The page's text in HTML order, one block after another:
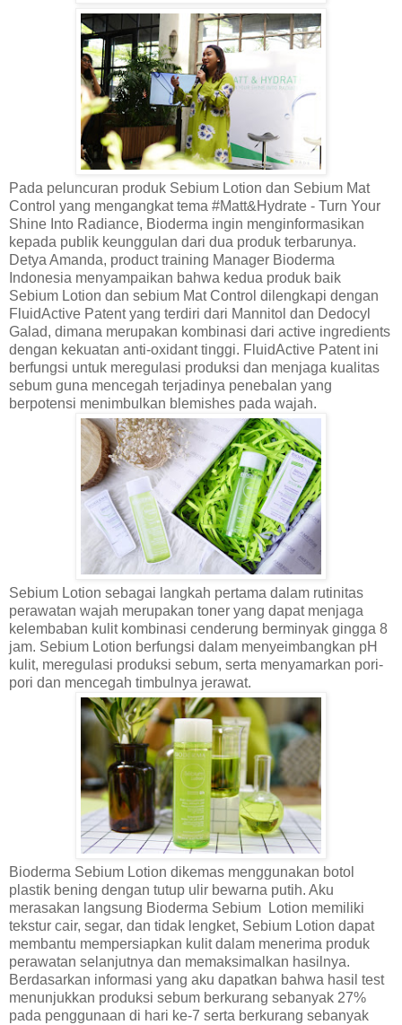
Pada peluncuran produk Sebium Lotion dan Sebium Mat
Control yang mengangkat tema #Matt&Hydrate - Turn Your
Shine Into Radiance, Bioderma ingin menginformasikan
kepada publik keunggulan dari dua produk terbarunya.
Detya Amanda, product training Manager Bioderma
Indonesia menyampaikan bahwa kedua produk baik
Sebium Lotion dan sebium Mat Control dilengkapi dengan
FluidActive Patent yang terdiri dari Mannitol dan Dedocyl
Galad, dimana merupakan kombinasi dari active ingredients
dengan kekuatan anti-oxidant tinggi. FluidActive Patent ini
berfungsi untuk meregulasi produksi dan menjaga kualitas
sebum guna mencegah terjadinya penebalan yang
berpotensi menimbulkan blemishes pada wajah.
Sebium Lotion sebagai langkah pertama dalam rutinitas
perawatan wajah merupakan toner yang dapat menjaga
kelembaban kulit kombinasi cenderung berminyak gingga 8
jam. Sebium Lotion berfungsi dalam menyeimbangkan pH
kulit, meregulasi produksi sebum, serta menyamarkan pori-
pori dan mencegah timbulnya jerawat.
Bioderma Sebium Lotion dikemas menggunakan botol
plastik bening dengan tutup ulir bewarna putih. Aku
merasakan langsung Bioderma Sebium Lotion memiliki
tekstur cair, segar, dan tidak lengket, Sebium Lotion dapat
membantu mempersiapkan kulit dalam menerima produk
perawatan selanjutnya dan memaksimalkan hasilnya.
Berdasarkan informasi yang aku dapatkan bahwa hasil test
menunjukkan produksi sebum berkurang sebanyak 27%
pada penggunaan di hari ke-7 serta berkurang sebanyak